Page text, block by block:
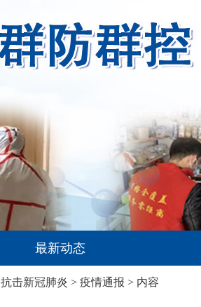
最新动态
抗击新冠肺炎 > 疫情通报 > 内容